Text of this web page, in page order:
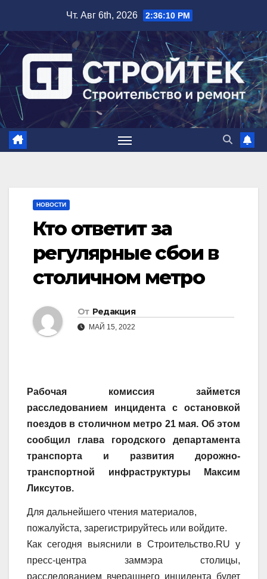
содержимому
Чт. Авг 6th, 2026 2:36:10 PM
НОВОСТИ
Кто ответит за
регулярные сбои в
столичном метро
От Редакция
МАЙ 15, 2022
Рабочая комиссия займется
расследованием инцидента с остановкой
поездов в столичном метро 21 мая. Об этом
сообщил глава городского департамента
транспорта и развития дорожно-
транспортной инфраструктуры Максим
Ликсутов.
Для дальнейшего чтения материалов,
пожалуйста, зарегистрируйтесь или войдите.
Как сегодня выяснили в Строительство.RU у
пресс-центра заммэра столицы,
расследованием вчерашнего инцидента будет